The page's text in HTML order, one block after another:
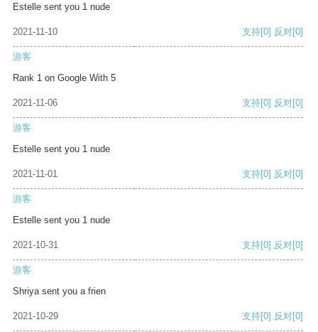
Estelle sent you 1 nude
2021-11-10 支持[0] 反对[0]
游客
Rank 1 on Google With 5
2021-11-06 支持[0] 反对[0]
游客
Estelle sent you 1 nude
2021-11-01 支持[0] 反对[0]
游客
Estelle sent you 1 nude
2021-10-31 支持[0] 反对[0]
游客
Shriya sent you a frien
2021-10-29 支持[0] 反对[0]